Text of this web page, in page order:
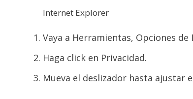
Internet Explorer
Vaya a Herramientas, Opciones
Haga click en Privacidad.
Mueva el deslizador hasta ajustar